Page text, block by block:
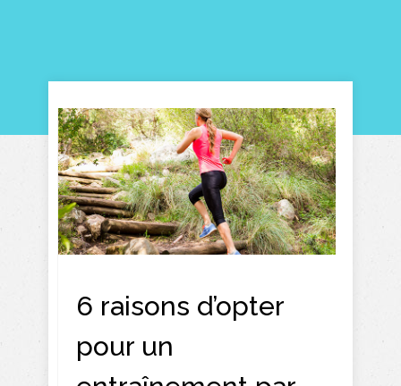
6 raisons d’opter
pour un